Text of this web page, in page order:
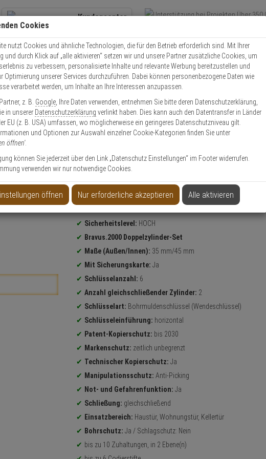
Kundencenter
Kontaktservice nutzen
Mo. - Do.: 8:00 - 16:30 Fr. 8:00 - 14:00 Uhr
Über
Über 15 Jahre
Schneller Versand
Schließzylinder Schließzylinder Set 2er Abus Bravus 2000 Doppelzylinder 35/
35/45 6 Schl.
Produktinformationen
Sicherheitslevel: HOCH
Bravus.2000 Doppelzylinder-Set
Maße (Außen/Innen): 35 mm/45 mm
Mit Sicherungskarte: Ja
Schlüsselanzahl: 6
Anzahl gleichschließender Zylinder: 2
Schlüsselart: Bohrmuldenschlüssel (Wendeschlüssel)
Schlüsseleinführung: horizontal
Patent-Kopierschutz: bis 2030
Markenschutz: zeitlich unbegrenzt
Technischer Kopierschutz: Ja
Manipulationsschutz: Anti-Picking
Not- und Gefahrenfunktion: Ja
Schließung: gleichschließend
Einsatzbereich: Haustür, Wohnungstür, Kellertür
Bohrschutz: Ja / Schlagschutz: Nein
bis zu 10 Zuhaltungen, in 2 Ebene(n)
Cookies
nutzt Cookies und ähnliche Technologien, die für den Betrieb erforderlich sind. Mit Ihrer
und durch Klick auf „alle aktivieren“ setzen wir und unsere Partner zusätzliche Cookies, um
zu verbessern, personalisierte Inhalte und relevante Werbung bereitzustellen und
Optimierung unserer Services durchzuführen. Dabei können personenbezogene Daten wie
verarbeitet werden, um Inhalte an Ihre Interessen anzupassen.
z. B. Google , Ihre Daten verwenden, entnehmen Sie bitte deren Datenschutzerklärung,
in unserer Datenschutzerklärung verlinkt haben. Dies kann auch den Datentransfer in Länder
EU (z. B. USA) umfassen, wo möglicherweise ein geringeres Datenschutzniveau gilt.
und Optionen zur Auswahl einzelner Cookie-Kategorien finden Sie unter
öffnen'.
können Sie jederzeit über den Link „Datenschutz Einstellungen“ im Footer widerrufen.
verwenden wir nur notwendige Cookies.
öffnen Nur erforderliche akzeptieren Alle aktivieren